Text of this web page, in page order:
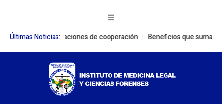
Últimas Noticias:
relaciones de cooperación Beneficios que suman: